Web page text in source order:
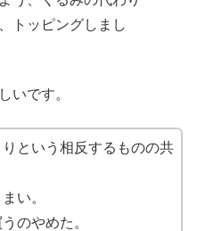
トッピングしまし
いです。
という相反するものの共
い。
のやめた。